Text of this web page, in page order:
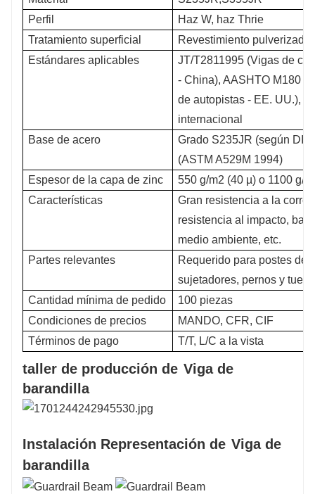
Perfil
Haz W, haz Thrie
Tratamiento superficial
Revestimiento
Estándares aplicables
JT/T2811995 (Vigas de
- China), AASHTO M180
de autopistas - EE. UU.),
internacional
Base de acero
Grado S235JR (según
(ASTM A529M 1994)
Espesor de la capa de zinc
550 g/m2 (40 µ) o 1100 g/
Características
Gran resistencia a la
resistencia al impacto,
medio ambiente, etc.
Partes relevantes
Requerido para postes de
sujetadores, pernos y
Cantidad mínima de pedido
100 piezas
Condiciones de precios
MANDO, CFR, CIF
Términos de pago
T/T, L/C a la vista
taller de producción de Viga de
barandilla
Instalación Representación de Viga de
barandilla